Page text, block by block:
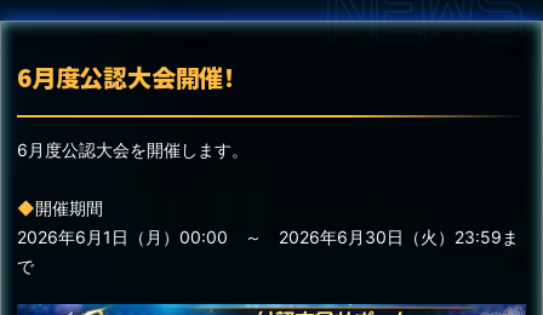
6月度公認大会開催！
6月度公認大会を開催します。
◆開催期間
2026年6月1日（月）00:00 ～ 2026年6月30日（火）23:59ま
で